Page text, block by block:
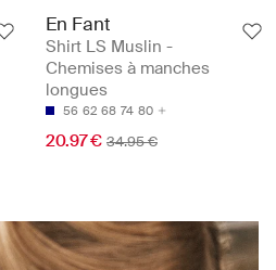
En Fant
Shirt LS Muslin -
Chemises à manches
longues
56 62 68 74 80
20.97 € 34.95 €